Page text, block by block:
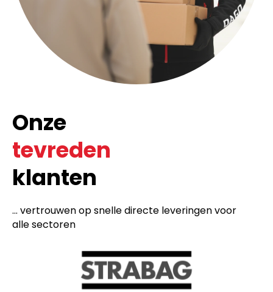
Onze
tevreden
klanten
... vertrouwen op snelle directe leveringen voor
alle sectoren